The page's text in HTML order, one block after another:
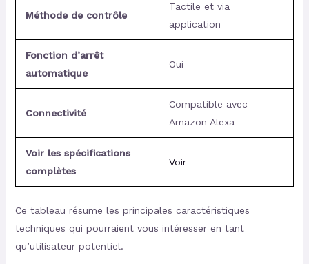
Méthode de contrôle
Tactile et via
application
Fonction d’arrêt
automatique
Oui
Connectivité
Compatible avec
Amazon Alexa
Voir les spécifications
complètes
Voir
Ce tableau résume les principales caractéristiques
techniques qui pourraient vous intéresser en tant
qu’utilisateur potentiel.